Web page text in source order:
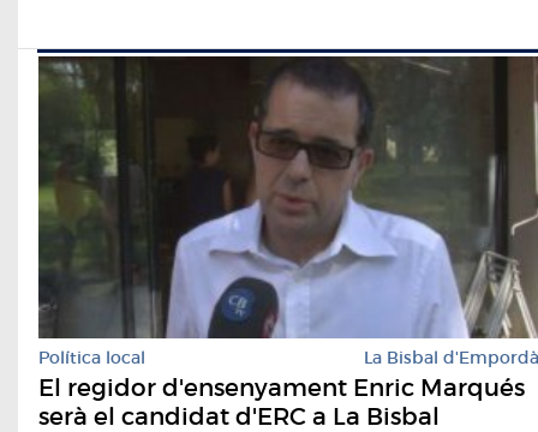
Política local La Bisbal d'Empordà
El regidor d'ensenyament Enric Marqués
serà el candidat d'ERC a La Bisbal